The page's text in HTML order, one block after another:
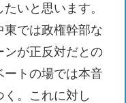
いと思います。
では政権幹部な
ンが正反対だとの
ートの場では本音
。これに対し